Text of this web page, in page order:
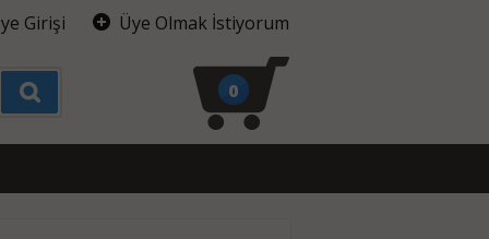
Girişi Üye Olmak İstiyorum
0